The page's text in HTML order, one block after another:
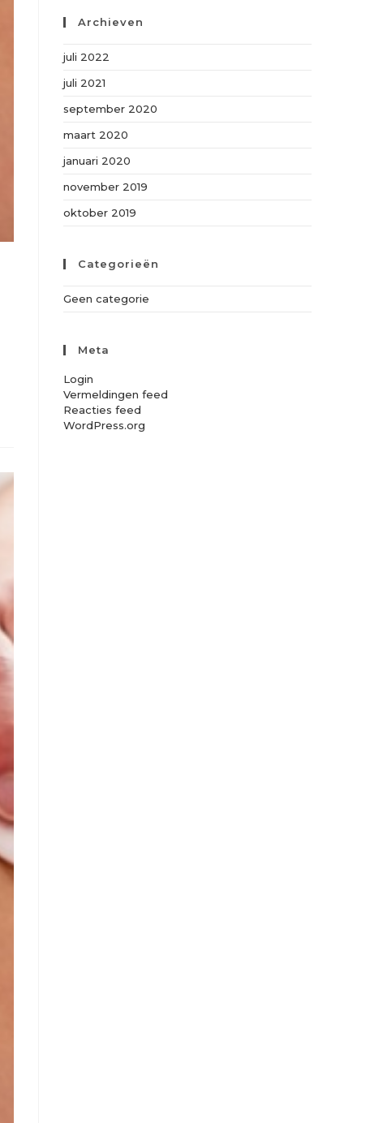
Archieven
juli 2022
juli 2021
september 2020
maart 2020
januari 2020
november 2019
oktober 2019
Categorieën
Geen categorie
Meta
Login
Vermeldingen feed
Reacties feed
WordPress.org